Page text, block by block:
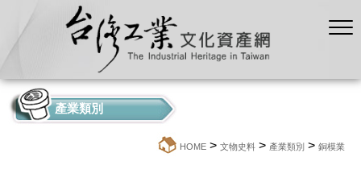
產業類別
HOME > 文物史料 > 產業類別 > 銅模業